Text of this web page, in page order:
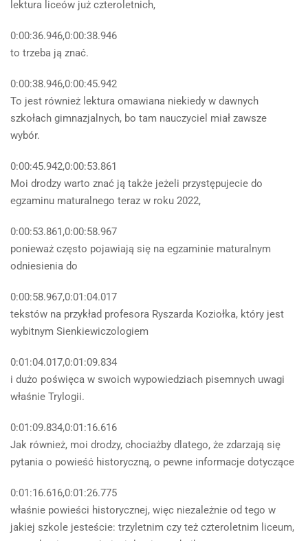
lektura liceów już czteroletnich,
0:00:36.946,0:00:38.946
to trzeba ją znać.
0:00:38.946,0:00:45.942
To jest również lektura omawiana niekiedy w dawnych
szkołach gimnazjalnych, bo tam nauczyciel miał zawsze
wybór.
0:00:45.942,0:00:53.861
Moi drodzy warto znać ją także jeżeli przystępujecie do
egzaminu maturalnego teraz w roku 2022,
0:00:53.861,0:00:58.967
ponieważ często pojawiają się na egzaminie maturalnym
odniesienia do
0:00:58.967,0:01:04.017
tekstów na przykład profesora Ryszarda Koziołka, który jest
wybitnym Sienkiewiczologiem
0:01:04.017,0:01:09.834
i dużo poświęca w swoich wypowiedziach pisemnych uwagi
właśnie Trylogii.
0:01:09.834,0:01:16.616
Jak również, moi drodzy, chociażby dlatego, że zdarzają się
pytania o powieść historyczną, o pewne informacje dotyczące
0:01:16.616,0:01:26.775
właśnie powieści historycznej, więc niezależnie od tego w
jakiej szkole jesteście: trzyletnim czy też czteroletnim liceum,